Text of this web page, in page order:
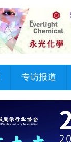
专访报道